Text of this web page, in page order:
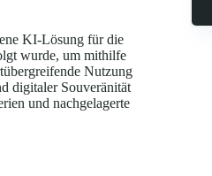
KI-Lösung für die
wurde, um mithilfe
Nutzung
digitaler Souveränität
und nachgelagerte